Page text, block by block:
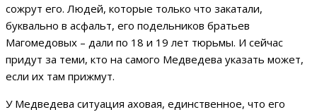
сожрут его. Людей, которые только что закатали,
буквально в асфальт, его подельников братьев
Магомедовых – дали по 18 и 19 лет тюрьмы. И сейчас
придут за теми, кто на самого Медведева указать может,
если их там прижмут.
У Медведева ситуация аховая, единственное, что его